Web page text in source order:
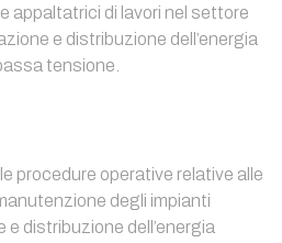
appaltatrici di lavori nel settore
e distribuzione dell’energia
tensione.
procedure operative relative alle
degli impianti
distribuzione dell’energia